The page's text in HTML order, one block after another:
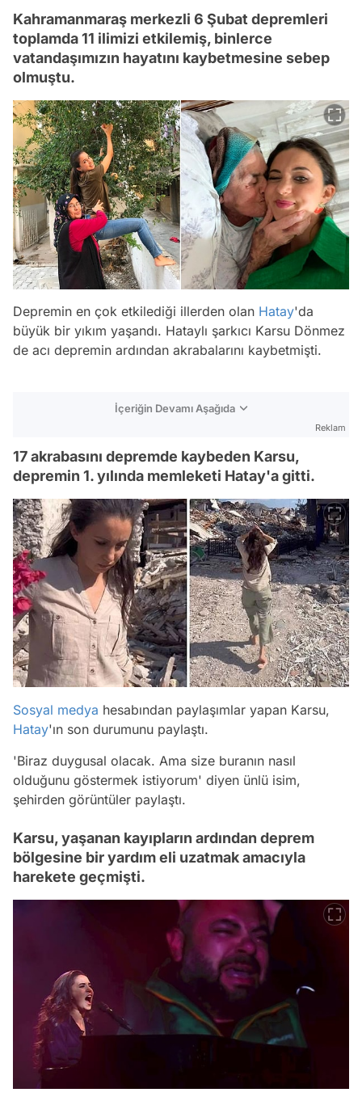
Kahramanmaraş merkezli 6 Şubat depremleri
toplamda 11 ilimizi etkilemiş, binlerce
vatandaşımızın hayatını kaybetmesine sebep
olmuştu.
Depremin en çok etkilediği illerden olan Hatay'da
büyük bir yıkım yaşandı. Hataylı şarkıcı Karsu Dönmez
de acı depremin ardından akrabalarını kaybetmişti.
İçeriğin Devamı Aşağıda
Reklam
17 akrabasını depremde kaybeden Karsu,
depremin 1. yılında memleketi Hatay'a gitti.
Sosyal medya hesabından paylaşımlar yapan Karsu,
Hatay'ın son durumunu paylaştı.
'Biraz duygusal olacak. Ama size buranın nasıl
olduğunu göstermek istiyorum' diyen ünlü isim,
şehirden görüntüler paylaştı.
Karsu, yaşanan kayıpların ardından deprem
bölgesine bir yardım eli uzatmak amacıyla
harekete geçmişti.